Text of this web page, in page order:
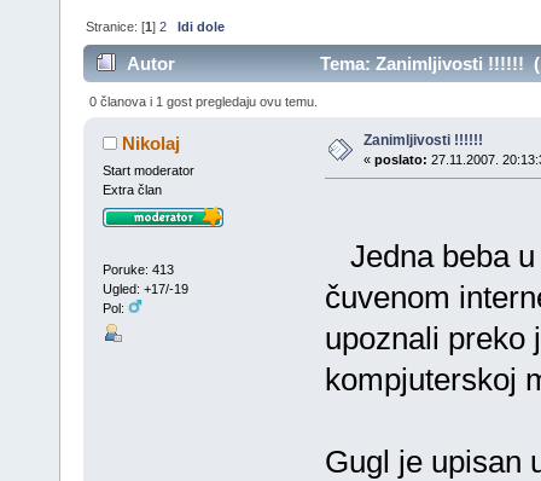
Stranice: [1]2 Idi dole
Autor Tema: Zanimljivosti !!!!!!
0 članova i 1 gost pregledaju ovu temu.
Nikolaj
Start moderator
Extra član
Poruke: 413
Ugled: +17/-19
Pol:
Zanimljivosti !!!!!!
« poslato: 27.11.2007.
Jedna beba
čuvenom
upoznali preko
kompjuterskoj
Gugl je upisan